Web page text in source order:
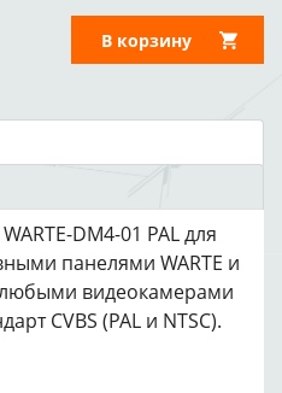
В корзину
DM4-01 PAL для
панелями WARTE и
любыми видеокамерами
CVBS (PAL и NTSC).